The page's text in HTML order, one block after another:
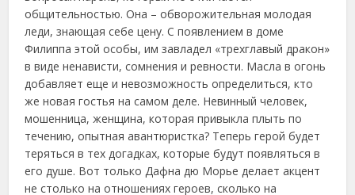
общительностью. Она – обворожительная молодая
леди, знающая себе цену. С появлением в доме
Филиппа этой особы, им завладел «трехглавый дракон»
в виде ненависти, сомнения и ревности. Масла в огонь
добавляет еще и невозможность определиться, кто
же новая гостья на самом деле. Невинный человек,
мошенница, женщина, которая привыкла плыть по
течению, опытная авантюристка? Теперь герой будет
теряться в тех догадках, которые будут появляться в
его душе. Вот только Дафна дю Морье делает акцент
не столько на отношениях героев, сколько на